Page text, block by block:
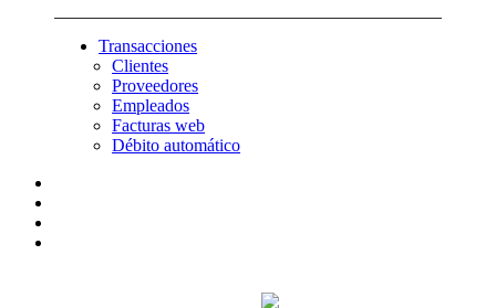
Transacciones
Clientes
Proveedores
Empleados
Facturas web
Débito automático